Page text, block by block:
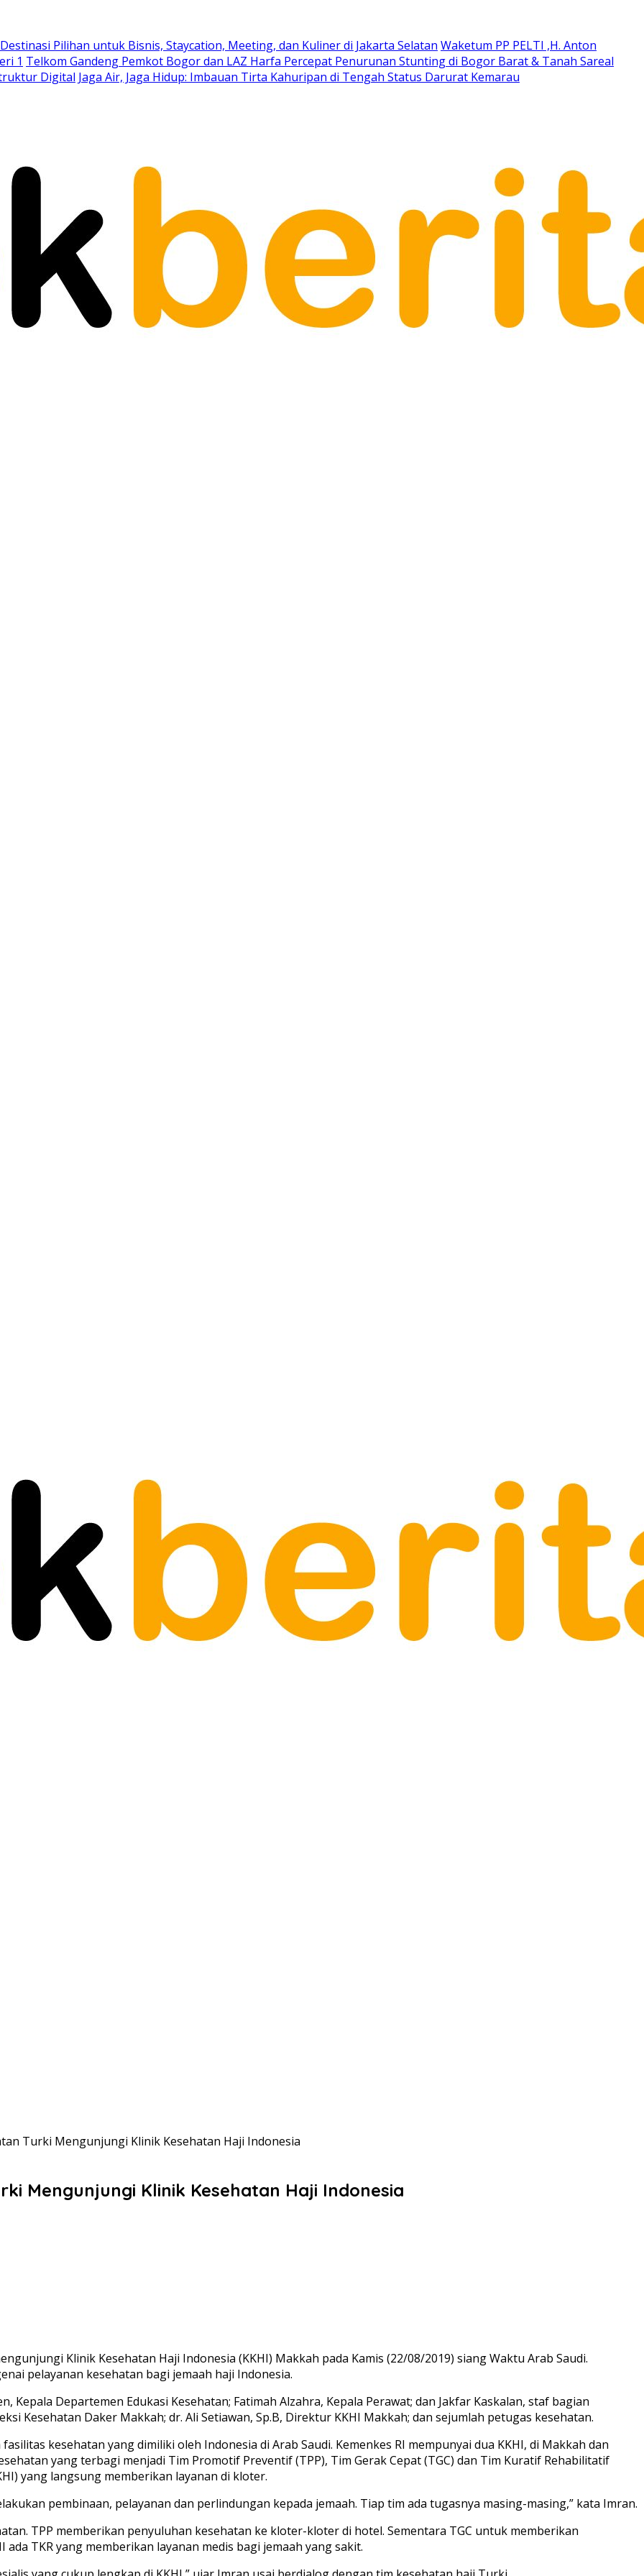
Pilihan untuk Bisnis, Staycation, Meeting, dan Kuliner di Jakarta Selatan Waketum PP PELTI ,H. Anton
1 Telkom Gandeng Pemkot Bogor dan LAZ Harfa Percepat Penurunan Stunting di Bogor Barat & Tanah Sareal
Digital Jaga Air, Jaga Hidup: Imbauan Tirta Kahuripan di Tengah Status Darurat Kemarau
Turki Mengunjungi Klinik Kesehatan Haji Indonesia
Mengunjungi Klinik Kesehatan Haji Indonesia
Klinik Kesehatan Haji Indonesia (KKHI) Makkah pada Kamis (22/08/2019) siang Waktu Arab Saudi.
pelayanan kesehatan bagi jemaah haji Indonesia.
Kepala Departemen Edukasi Kesehatan; Fatimah Alzahra, Kepala Perawat; dan Jakfar Kaskalan, staf bagian
Kesehatan Daker Makkah; dr. Ali Setiawan, Sp.B, Direktur KKHI Makkah; dan sejumlah petugas kesehatan.
kesehatan yang dimiliki oleh Indonesia di Arab Saudi. Kemenkes RI mempunyai dua KKHI, di Makkah dan
yang terbagi menjadi Tim Promotif Preventif (TPP), Tim Gerak Cepat (TGC) dan Tim Kuratif Rehabilitatif
yang langsung memberikan layanan di kloter.
pembinaan, pelayanan dan perlindungan kepada jemaah. Tiap tim ada tugasnya masing-masing,” kata Imran.
TPP memberikan penyuluhan kesehatan ke kloter-kloter di hotel. Sementara TGC untuk memberikan
TKR yang memberikan layanan medis bagi jemaah yang sakit.